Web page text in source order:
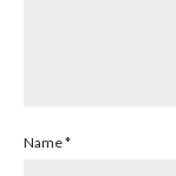
Name*